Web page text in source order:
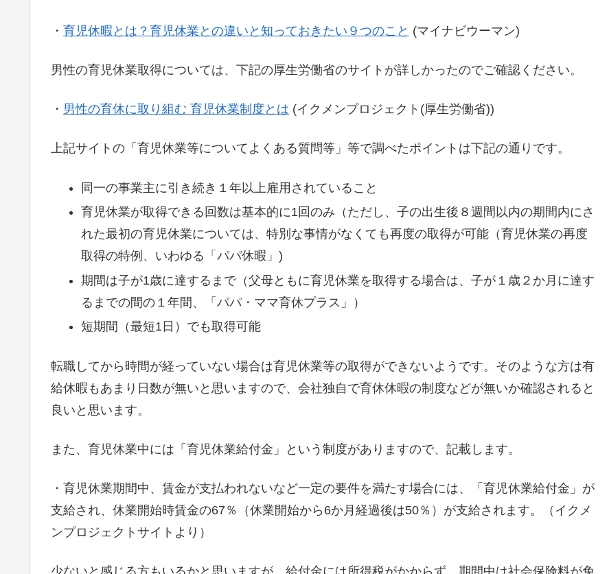
・ 育児休暇とは？育児休業との違いと知っておきたい９つのこと (マイナビウーマン)
男性の育児休業取得については、下記の厚生労働省のサイトが詳しかったのでご確認ください。
・ 男性の育休に取り組む 育児休業制度とは (イクメンプロジェクト(厚生労働省))
上記サイトの「育児休業等についてよくある質問等」等で調べたポイントは下記の通りです。
同一の事業主に引き続き１年以上雇用されていること
育児休業が取得できる回数は基本的に1回のみ（ただし、子の出生後８週間以内の期間内にさ
れた最初の育児休業については、特別な事情がなくても再度の取得が可能（育児休業の再度
取得の特例、いわゆる「パパ休暇」)
期間は子が1歳に達するまで（父母ともに育児休業を取得する場合は、子が１歳２か月に達す
るまでの間の１年間、「パパ・ママ育休プラス」）
短期間（最短1日）でも取得可能
転職してから時間が経っていない場合は育児休業等の取得ができないようです。そのような方は有
給休暇もあまり日数が無いと思いますので、会社独自で育休休暇の制度などが無いか確認されると
良いと思います。
また、育児休業中には「育児休業給付金」という制度がありますので、記載します。
・育児休業期間中、賃金が支払われないなど一定の要件を満たす場合には、「育児休業給付金」が
支給され、休業開始時賃金の67％（休業開始から6か月経過後は50％）が支給されます。（イクメ
ンプロジェクトサイトより）